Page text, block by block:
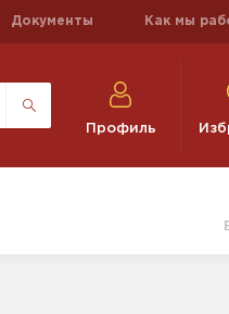
Документы Как мы
Профиль